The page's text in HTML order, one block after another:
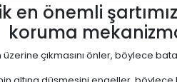
en önemli
koruma
çıkmasını önler, böylece